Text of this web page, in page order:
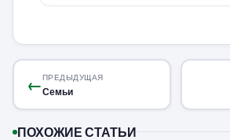
←ПРЕДЫДУЩАЯ
Семьи
ПОХОЖИЕ СТАТЬИ